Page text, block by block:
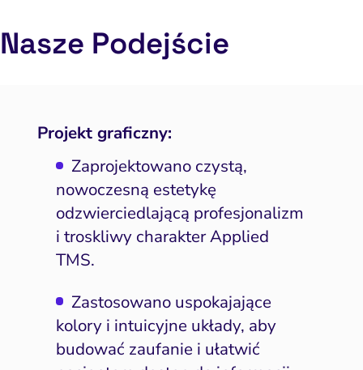
Nasze Podejście
Projekt graficzny:
Zaprojektowano czystą,
nowoczesną estetykę
odzwierciedlającą profesjonalizm
i troskliwy charakter Applied
TMS.
Zastosowano uspokajające
kolory i intuicyjne układy, aby
budować zaufanie i ułatwić